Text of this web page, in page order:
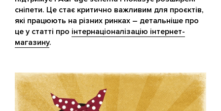
сніпети. Це стає критично важливим для проєктів,
які працюють на різних ринках – детальніше про
це у статті про інтернаціоналізацію інтернет-
магазину.